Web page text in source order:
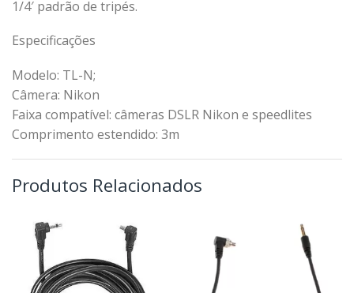
1/4′ padrão de tripés.
Especificações
Modelo: TL-N;
Câmera: Nikon
Faixa compatível: câmeras DSLR Nikon e speedlites
Comprimento estendido: 3m
Produtos Relacionados